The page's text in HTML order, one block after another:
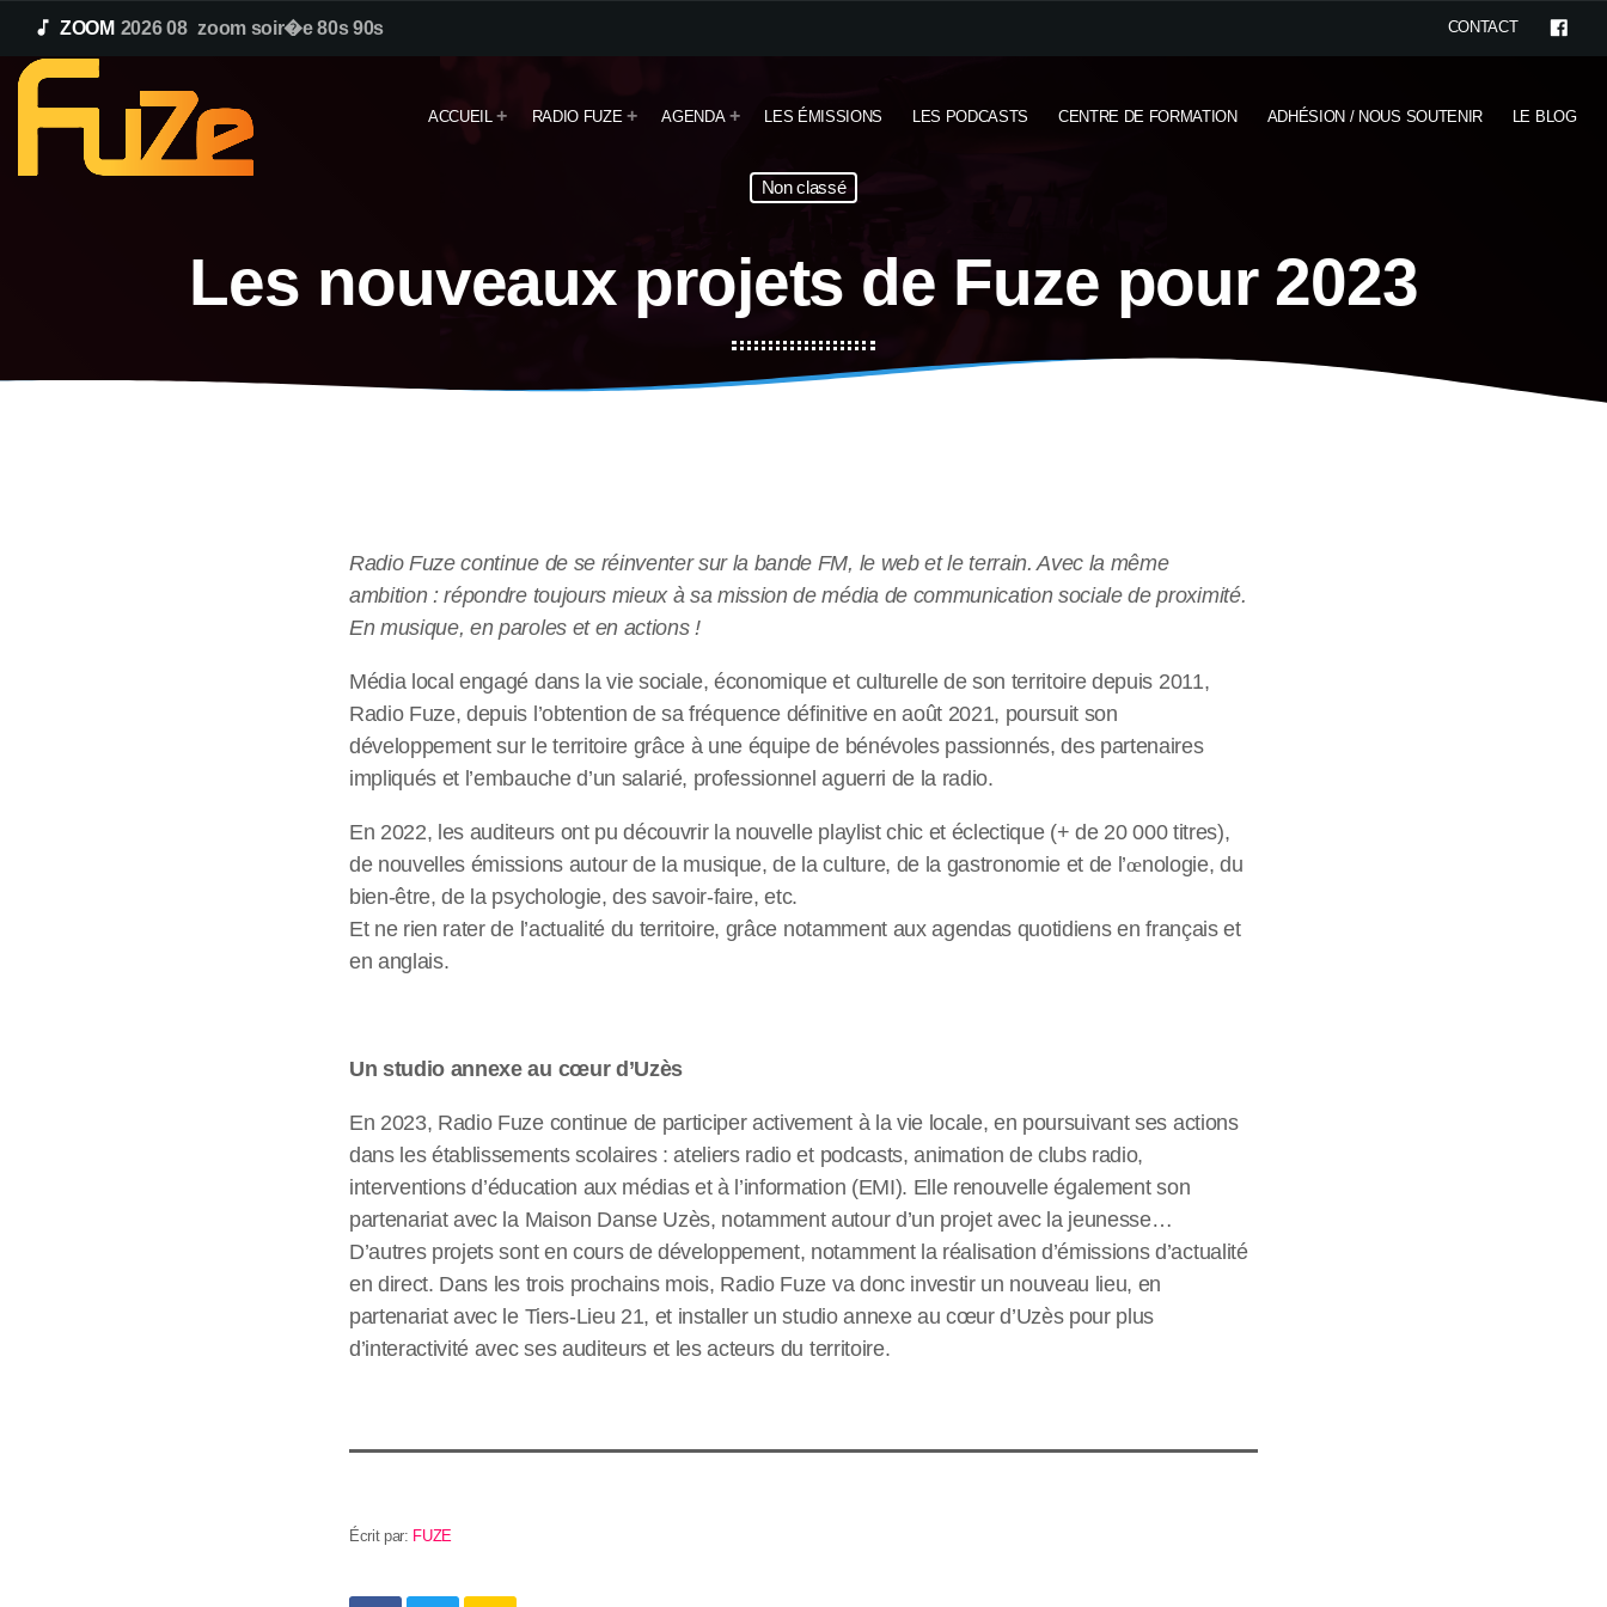
music_note ZOOM 2026 08_zoom soir�e 80s 90s CONTACT
ACCUEIL RADIO FUZE AGENDA LES ÉMISSIONS LES PODCASTS CENTRE DE FORMATION ADHÉSION / NOUS SOUTENIR LE BLOG
Non classé
Les nouveaux projets de Fuze pour 2023
Radio Fuze continue de se réinventer sur la bande FM, le web et le terrain. Avec la même
ambition : répondre toujours mieux à sa mission de média de communication sociale de proximité.
En musique, en paroles et en actions !
Média local engagé dans la vie sociale, économique et culturelle de son territoire depuis 2011,
Radio Fuze, depuis l’obtention de sa fréquence définitive en août 2021, poursuit son
développement sur le territoire grâce à une équipe de bénévoles passionnés, des partenaires
impliqués et l’embauche d’un salarié, professionnel aguerri de la radio.
En 2022, les auditeurs ont pu découvrir la nouvelle playlist chic et éclectique (+ de 20 000 titres),
de nouvelles émissions autour de la musique, de la culture, de la gastronomie et de l’œnologie, du
bien-être, de la psychologie, des savoir-faire, etc.
Et ne rien rater de l’actualité du territoire, grâce notamment aux agendas quotidiens en français et
en anglais.
Un studio annexe au cœur d’Uzès
En 2023, Radio Fuze continue de participer activement à la vie locale, en poursuivant ses actions
dans les établissements scolaires : ateliers radio et podcasts, animation de clubs radio,
interventions d’éducation aux médias et à l’information (EMI). Elle renouvelle également son
partenariat avec la Maison Danse Uzès, notamment autour d’un projet avec la jeunesse…
D’autres projets sont en cours de développement, notamment la réalisation d’émissions d’actualité
en direct. Dans les trois prochains mois, Radio Fuze va donc investir un nouveau lieu, en
partenariat avec le Tiers-Lieu 21, et installer un studio annexe au cœur d’Uzès pour plus
d’interactivité avec ses auditeurs et les acteurs du territoire.
Écrit par: FUZE